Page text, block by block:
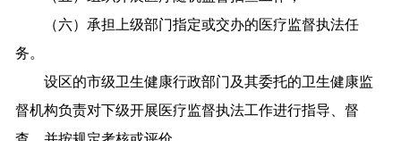
（六）承担上级部门指定或交办的医疗监督执法任
务。
设区的市级卫生健康行政部门及其委托的卫生健康监
督机构负责对下级开展医疗监督执法工作进行指导、督